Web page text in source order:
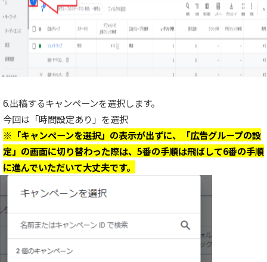
6.出稿するキャンペーンを選択します。
今回は「時間設定あり」を選択
※「キャンペーンを選択」の表示が出ずに、「広告グループの設
定」の画面に切り替わった際は、5番の手順は飛ばして6番の手順
に進んでいただいて大丈夫です。